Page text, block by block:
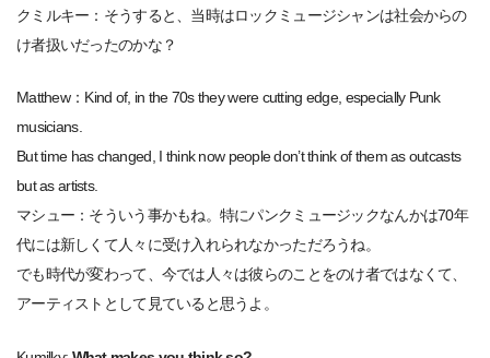
クミルキー：そうすると、当時はロックミュージシャンは社会からの
け者扱いだったのかな？
Matthew：Kind of, in the 70s they were cutting edge, especially Punk
musicians.
But time has changed, I think now people don’t think of them as outcasts
but as artists.
マシュー：そういう事かもね。特にパンクミュージックなんかは70年
代には新しくて人々に受け入れられなかっただろうね。
でも時代が変わって、今では人々は彼らのことをのけ者ではなくて、
アーティストとして見ていると思うよ。